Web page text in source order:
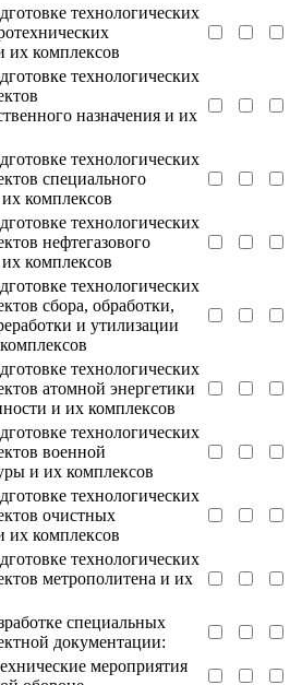
технологических
их комплексов
технологических
назначения и их
технологических
специального
комплексов
технологических
нефтегазового
комплексов
технологических
сбора, обработки,
и утилизации
технологических
атомной энергетики
и их комплексов
технологических
военной
и их комплексов
технологических
очистных
их комплексов
технологических
метрополитена и их
специальных
документации:
мероприятия